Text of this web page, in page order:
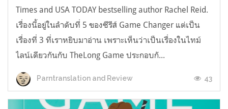
Times and USA TODAY bestselling author Rachel Reid.
เรื่องนี้อยู่ในลำดับที่ 5 ของซีรีส์ Game Changer แต่เป็น
เรื่องที่ 3 ที่เราหยิบมาอ่าน เพราะเห็นว่าเป็นเรื่องในไทม์
ไลน์เดียวกันกับ TheLong Game ประกอบกั...
Parntranslation and Review 43